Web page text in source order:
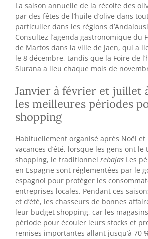
La saison annuelle de la récolte des
par des fêtes de l’huile d’olive dans
particulier dans les régions
Consultez l’agenda gastronomique du
de Martos dans la ville de Jaen, qui a
le 8 décembre, tandis que la Foire de
Siurana a lieu chaque mois de
Janvier à février et juillet
les meilleures périodes
shopping
Habituellement organisé après Noël et
vacances d’été, lorsque les gens ont
shopping, le traditionnel rebajas Les
en Espagne sont réglementées par le
espagnol pour protéger les
entreprises locales. Pendant ces
et d’été, les chasseurs de bonnes
leur budget shopping, car les
période pour écouler leurs stocks et
remises importantes allant jusqu’à 70